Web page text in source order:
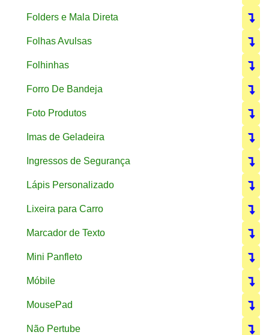
Folders e Mala Direta
Folhas Avulsas
Folhinhas
Forro De Bandeja
Foto Produtos
Imas de Geladeira
Ingressos de Segurança
Lápis Personalizado
Lixeira para Carro
Marcador de Texto
Mini Panfleto
Móbile
MousePad
Não Pertube